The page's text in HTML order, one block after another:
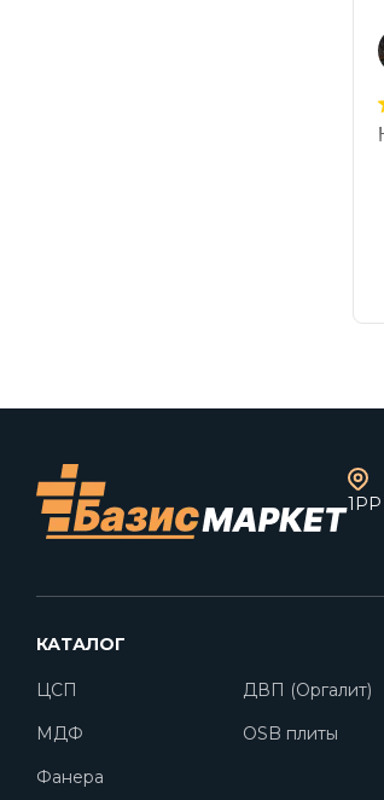
1РР
КАТАЛОГ
ЦСП ДВП (Оргалит)
МДФ
OSB плиты
Фанера